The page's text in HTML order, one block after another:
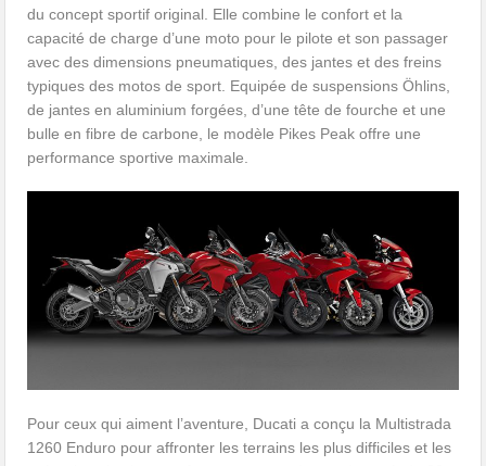
du concept sportif original. Elle combine le confort et la
capacité de charge d’une moto pour le pilote et son passager
avec des dimensions pneumatiques, des jantes et des freins
typiques des motos de sport. Equipée de suspensions Öhlins,
de jantes en aluminium forgées, d’une tête de fourche et une
bulle en fibre de carbone, le modèle Pikes Peak offre une
performance sportive maximale.
Pour ceux qui aiment l’aventure, Ducati a conçu la Multistrada
1260 Enduro pour affronter les terrains les plus difficiles et les